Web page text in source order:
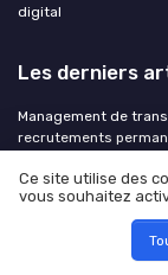
digital
Les derniers
Management de
recrutements
numérique sans
ATS augmenté par
la question de
Ce site utilise des
vous souhaitez